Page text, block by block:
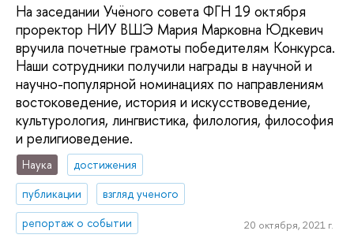
На заседании Учёного совета ФГН 19 октября
проректор НИУ ВШЭ Мария Марковна Юдкевич
вручила почетные грамоты победителям Конкурса.
Наши сотрудники получили награды в научной и
научно-популярной номинациях по направлениям
востоковедение, история и искусствоведение,
культурология, лингвистика, филология, философия
и религиоведение.
Наука
достижения
публикации
взгляд ученого
репортаж о событии
20 октября, 2021 г.